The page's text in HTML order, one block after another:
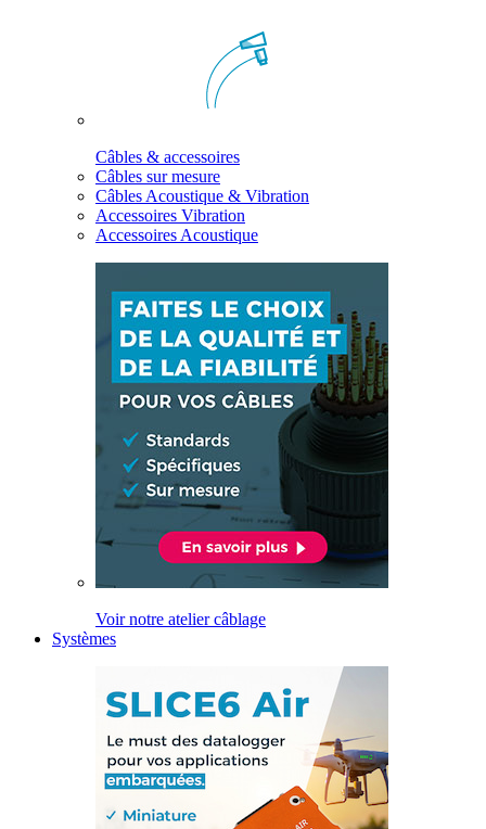
Câbles & accessoires
Câbles sur mesure
Câbles Acoustique & Vibration
Accessoires Vibration
Accessoires Acoustique
Voir notre atelier câblage
Systèmes